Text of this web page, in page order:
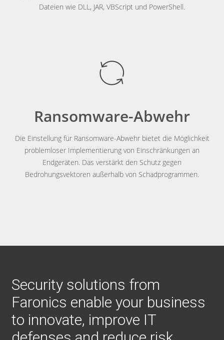
Dateien wie DLL, JAR, VBScript und PowerShell.
Ransomware-Abwehr
Die Einstellung für Ransomware-Abwehr bietet die Möglichkeit
problemloser Implementierung von Einschränkungen an
Endgeräten. Das verstärkt den Schutz gegen
Bedrohungsvektoren außerhalb von Schadprogrammen.
Security solutions from
Faronics enable your business
to innovate, improve IT